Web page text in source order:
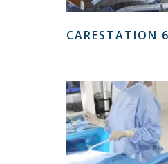
CARESTATION